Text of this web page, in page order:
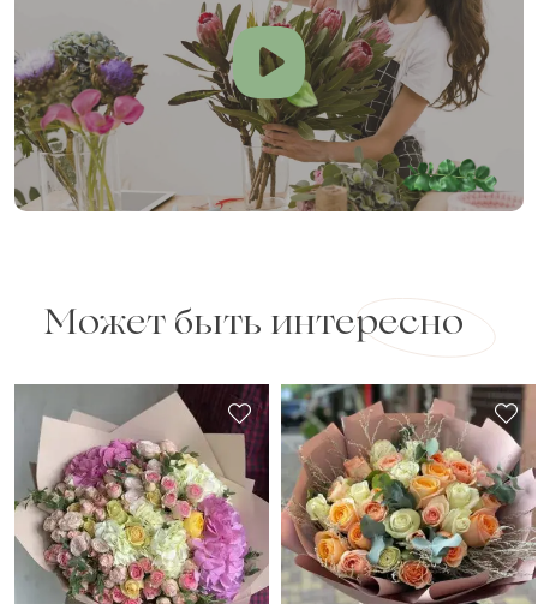
Может быть интересно